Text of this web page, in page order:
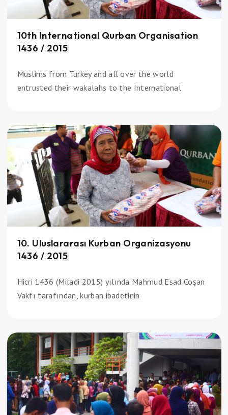
10th International Qurban Organisation
1436 / 2015
Muslims from Turkey and all over the world
entrusted their wakalahs to the International
10. Uluslararası Kurban Organizasyonu
1436 / 2015
Hicri 1436 (Miladi 2015) yılında Mahmud Esad Coşan
Vakfı tarafından, kurban ibadetinin